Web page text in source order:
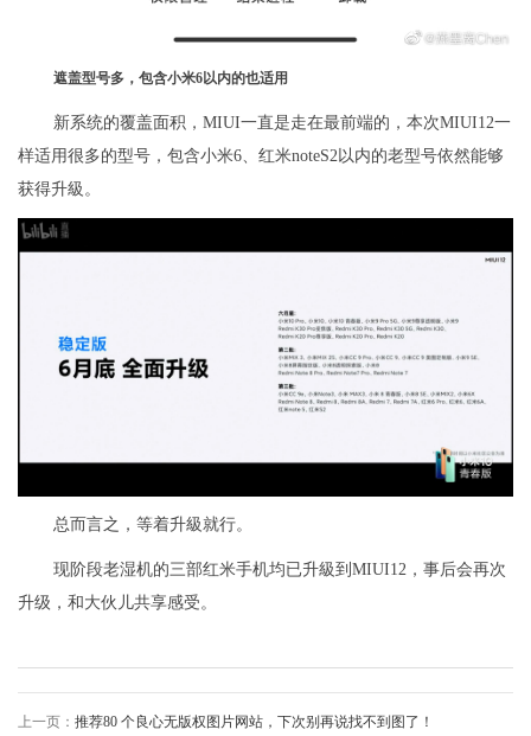
遮盖型号多，包含小米6以内的也适用
新系统的覆盖面积，MIUI一直是走在最前端的，本次MIUI12一
样适用很多的型号，包含小米6、红米noteS2以内的老型号依然能够
获得升級。
总而言之，等着升級就行。
现阶段老湿机的三部红米手机均已升級到MIUI12，事后会再次
升级，和大伙儿共享感受。
上一页： 推荐80 个良心无版权图片网站，下次别再说找不到图了！